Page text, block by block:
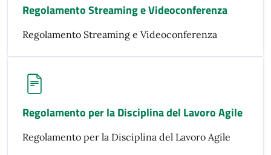
Regolamento Streaming e Videoconferenza
Regolamento Streaming e Videoconferenza
Regolamento per la Disciplina del Lavoro Agile
Regolamento per la Disciplina del Lavoro Agile